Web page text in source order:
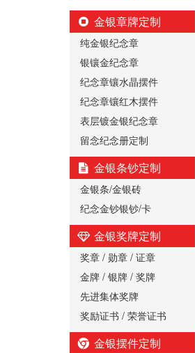
金银章牌定制
纯金银纪念章
银镶金纪念章
纪念章镶水晶摆件
纪念章镶红木摆件
表层镀金银纪念章
留念纪念册定制
金银条钞定制
金银条/金银砖
纪念金钞银钞/卡
金银奖牌定制
奖章 / 勋章 / 证章
金牌 / 银牌 / 奖牌
先进集体奖牌
奖励证书 / 荣誉证书
金银摆件定制